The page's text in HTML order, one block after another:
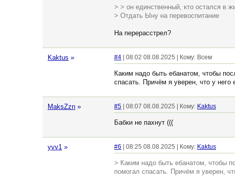
> > он единственный, кто остался в
> Отдать Ыну на перевоспитание
На перерасстрел?
Kaktus » #4 | 08:02 08.08.2025 | Кому: Всем
Каким надо быть ебанатом, чтобы
спасать. Причём я уверен, что у него
MaksZzn » #5 | 08:07 08.08.2025 | Кому: Kaktus
Бабки не пахнут (((
yvv1 » #6 | 08:25 08.08.2025 | Кому: Kaktus
> Каким надо быть ебанатом, чтобы
помогал спасать. Причём я уверен,